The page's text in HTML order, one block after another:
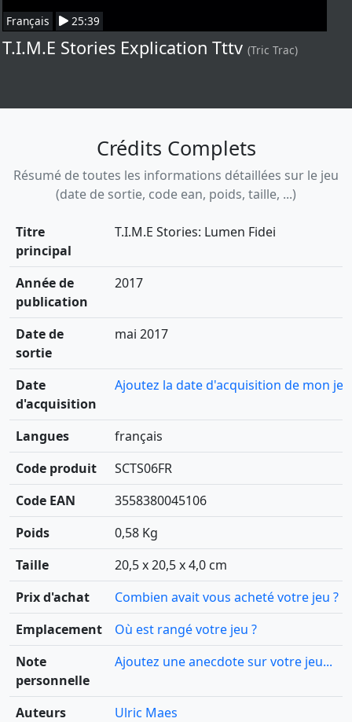
Français 25:39
T.I.M.E Stories Explication Tttv (Tric Trac)
Crédits Complets
Résumé de toutes les informations détaillées sur le jeu
(date de sortie, code ean, poids, taille, ...)
Titre
principal
T.I.M.E Stories: Lumen Fidei
Année de
publication
2017
Date de
sortie
mai 2017
Date
d'acquisition
Ajoutez la date d'acquisition de mon jeu
Langues
français
Code produit
SCTS06FR
Code EAN
3558380045106
Poids
0,58 Kg
Taille
20,5 x 20,5 x 4,0 cm
Prix d'achat
Combien avait vous acheté votre jeu ?
Emplacement
Où est rangé votre jeu ?
Note
personnelle
Ajoutez une anecdote sur votre jeu...
Auteurs
Ulric Maes